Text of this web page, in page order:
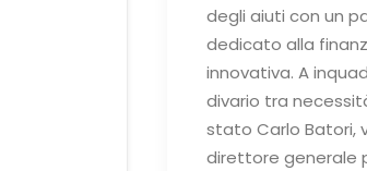
degli aiuti con un
dedicato alla
innovativa. A
divario tra
stato Carlo Batori,
direttore generale